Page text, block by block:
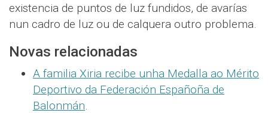
existencia de puntos de luz fundidos, de avarías
nun cadro de luz ou de calquera outro problema.
Novas relacionadas
A familia Xiria recibe unha Medalla ao Mérito
Deportivo da Federación Españoña de
Balonmán.